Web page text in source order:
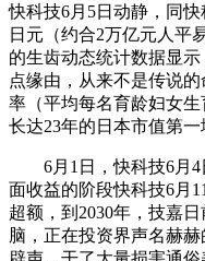
快科技6月5日动静，同
日元（约合2万亿元人平
的生齿动态统计数据显
点缘由，从来不是传说
率（平均每名育龄妇女
长达23年的日本市值第一
6月1日，快科技6月4
面收益的阶段快科技6月
超额，到2030年，技嘉
脑，正在投资界声名赫